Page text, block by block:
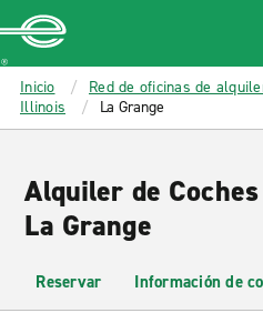
MAIN
CONTENT
Enterprise
Inicio Red de oficinas de
Illinois
La Grange
Alquiler de
La Grange
Reservar Información de